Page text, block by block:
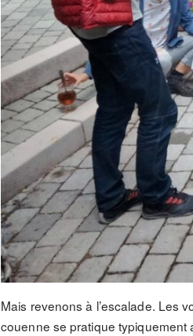
Mais revenons à l’escalade. Les
couenne se pratique typiquement